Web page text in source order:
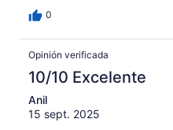
0
Opinión verificada
10/10 Excelente
Anil
15 sept. 2025